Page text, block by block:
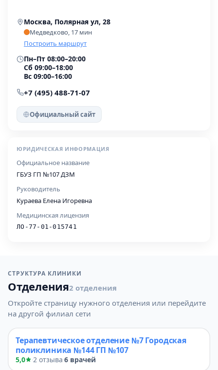
Москва, Полярная ул, 28
Медведково, 17 мин
Построить маршрут
Пн–Пт 08:00–20:00
Сб 09:00–18:00
Вс 09:00–16:00
+7 (495) 488-71-07
Официальный сайт
ЮРИДИЧЕСКАЯ ИНФОРМАЦИЯ
Официальное название
ГБУЗ ГП №107 ДЗМ
Руководитель
Кураева Елена Игоревна
Медицинская лицензия
ЛО-77-01-015741
СТРУКТУРА КЛИНИКИ
Отделения2 отделения
Откройте страницу нужного отделения или перейдите
на другой филиал сети
Терапевтическое отделение №7 Городская
поликлиника №144 ГП №107
5,0 ·2 отзыва·6 врачей